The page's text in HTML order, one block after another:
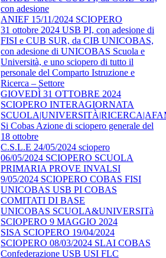
con adesione
ANIEF 15/11/2024 SCIOPERO
31 ottobre 2024 USB PI, con adesione di
FISI e CUB SUR, da CIB UNICOBAS,
con adesione di UNICOBAS Scuola e
Università, e uno sciopero di tutto il
personale del Comparto Istruzione e
Ricerca – Settore
GIOVEDÌ 31 OTTOBRE 2024
SCIOPERO INTERAGIORNATA
Si Cobas Azione di sciopero generale del
18 ottobre
C.S.L.E 24/05/2024 sciopero
06/05/2024 SCIOPERO SCUOLA
PRIMARIA PROVE INVALSI
9/05/2024 SCIOPERO COBAS FISI
UNICOBAS USB PI COBAS
COMITATI DI BASE
UNICOBAS SCUOLA&UNIVERSITà
SCIOPERO 9 MAGGIO 2024
SISA SCIOPERO 19/04/2024
SCIOPERO 08/03/2024 SLAI COBAS
Confederazione USB USI FLC